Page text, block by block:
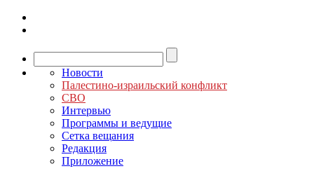
Новости
Палестино-израильский конфликт
СВО
Интервью
Программы и ведущие
Сетка вещания
Редакция
Приложение